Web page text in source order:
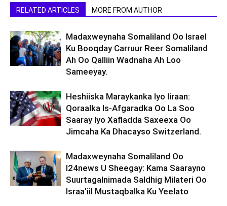
RELATED ARTICLES MORE FROM AUTHOR
Madaxweynaha Somaliland Oo Israel
Ku Booqday Carruur Reer Somaliland
Ah Oo Qalliin Wadnaha Ah Loo
Sameeyay.
Heshiiska Maraykanka Iyo Iiraan:
Qoraalka Is-Afgaradka Oo La Soo
Saaray Iyo Xafladda Saxeexa Oo
Jimcaha Ka Dhacayso Switzerland.
Madaxweynaha Somaliland Oo
I24news U Sheegay: Kama Saarayno
Suurtagalnimada Saldhig Milateri Oo
Israa’iil Mustaqbalka Ku Yeelato